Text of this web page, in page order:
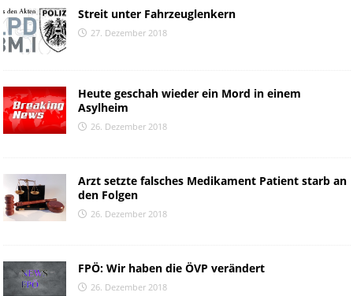
Streit unter Fahrzeuglenkern
27. Dezember 2018
Heute geschah wieder ein Mord in einem
Asylheim
26. Dezember 2018
Arzt setzte falsches Medikament Patient starb an
den Folgen
26. Dezember 2018
FPÖ: Wir haben die ÖVP verändert
26. Dezember 2018